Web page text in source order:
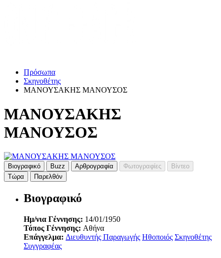
Πρόσωπα
Σκηνοθέτης
ΜΑΝΟΥΣΑΚΗΣ ΜΑΝΟΥΣΟΣ
ΜΑΝΟΥΣΑΚΗΣ
ΜΑΝΟΥΣΟΣ
Βιογραφικό Buzz Αρθρογραφία Φωτογραφίες
Βίντεο
Τώρα
Παρελθόν
Βιογραφικό
Ημ/νια Γέννησης: 14/01/1950
Τόπος Γέννησης: Αθήνα
Επάγγελμα: Διευθυντής Παραγωγής Ηθοποιός Σκηνοθέτης
Συγγραφέας